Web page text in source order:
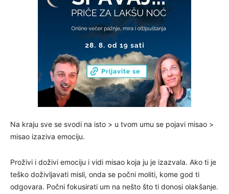
Na kraju sve se svodi na isto > u tvom umu se pojavi misao >
misao izaziva emociju.
Proživi i doživi emociju i vidi misao koja ju je izazvala. Ako ti je
teško doživljavati misli, onda se počni moliti, kome god ti
odgovara. Počni fokusirati um na nešto što ti donosi olakšanje.